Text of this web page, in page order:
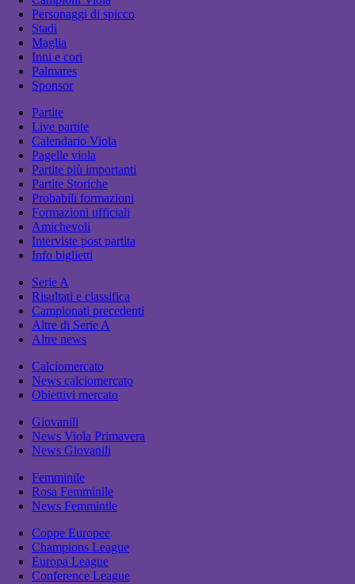
Personaggi di spicco
Stadi
Maglia
Inni e cori
Palmares
Sponsor
Partite
Live partite
Calendario Viola
Pagelle viola
Partite più importanti
Partite Storiche
Probabili formazioni
Formazioni ufficiali
Amichevoli
Interviste post partita
Info biglietti
Serie A
Risultati e classifica
Campionati precedenti
Altre di Serie A
Altre news
Calciomercato
News calciomercato
Obiettivi mercato
Giovanili
News Viola Primavera
News Giovanili
Femminile
Rosa Femminile
News Femminile
Coppe Europee
Champions League
Europa League
Conference League